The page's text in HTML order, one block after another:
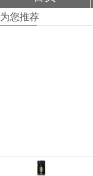
为您推荐